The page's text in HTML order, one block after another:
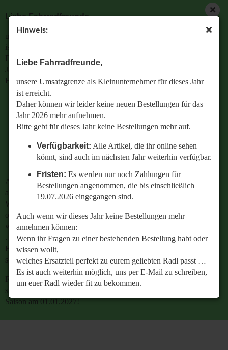
Hinweis:
Liebe Fahrradfreunde,
unsere Umsatzgrenze als Kleinunternehmer für dieses Jahr
ist erreicht.
Daher können wir leider keine neuen Bestellungen für das
Jahr 2026 mehr aufnehmen.
Bitte gebt für dieses Jahr keine Bestellungen mehr auf.
Verfügbarkeit: Alle Artikel, die ihr online sehen
könnt, sind auch im nächsten Jahr weiterhin verfügbar.
Fristen: Es werden nur noch Zahlungen für
Bestellungen angenommen, die bis einschließlich
19.07.2026 eingegangen sind.
Auch wenn wir dieses Jahr keine Bestellungen mehr
annehmen können:
Wenn ihr Fragen zu einer bestehenden Bestellung habt oder
wissen wollt,
welches Ersatzteil perfekt zu eurem geliebten Radl passt …
Es ist auch weiterhin möglich, uns per E-Mail zu schreiben,
um euer Radl wieder fit zu bekommen.
Retrobike wünscht euch eine gesunde Radlzeit und freut
Liebe Fahrradfreunde,
unsere Umsatzgrenze als Kleinunternehmer für dieses Jahr
ist erreicht.
Daher können wir leider keine neuen Bestellungen für das
Jahr 2026 mehr aufnehmen.
Bitte gebt für dieses Jahr keine Bestellungen mehr auf.
Verfügbarkeit: Alle Artikel, die ihr online sehen
könnt, sind auch im nächsten Jahr weiterhin
verfügbar.
Bestellungen angenommen, die bis einschließlich
19.07.2026 eingegangen sind.
Auch wenn wir dieses Jahr keine Bestellungen mehr
annehmen können:
Wenn ihr Fragen zu einer bestehenden Bestellung habt
oder wissen wollt,
welches Ersatzteil perfekt zu eurem geliebten Radl passt
…
Es ist auch weiterhin möglich, uns per E-Mail zu
schreiben, um euer Radl wieder fit zu bekommen.
Retrobike wünscht euch eine gesunde Radlzeit und freut
sich schon jetzt auf den gemeinsamen Start in die neue
Saison am 01.01.2027!